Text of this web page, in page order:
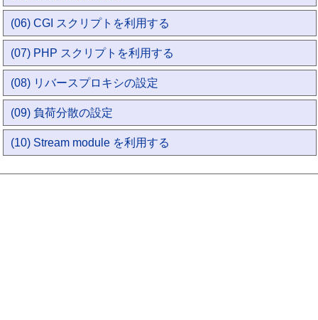
(06) CGI スクリプトを利用する
(07) PHP スクリプトを利用する
(08) リバースプロキシの設定
(09) 負荷分散の設定
(10) Stream module を利用する